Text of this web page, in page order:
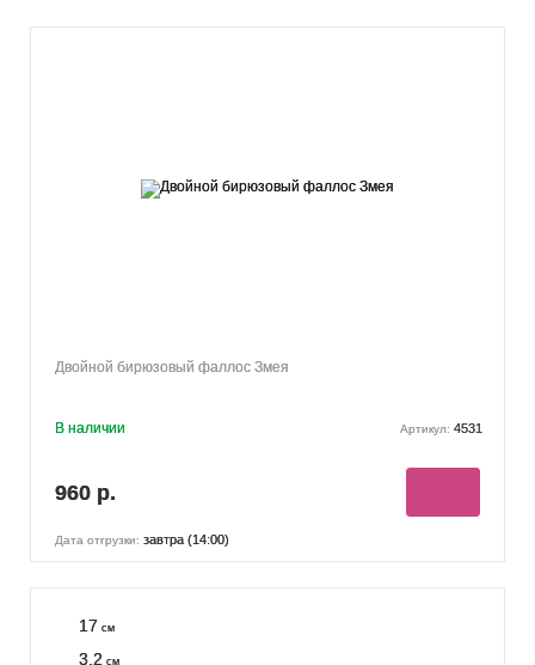
Двойной бирюзовый фаллос Змея
В наличии Артикул: 4531
960 р.
Дата отгрузки: завтра (14:00)
17 см
3.2 см